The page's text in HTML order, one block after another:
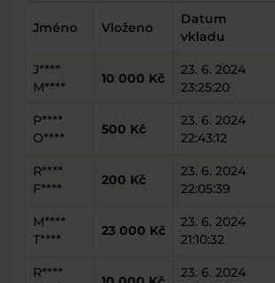
Jméno Vloženo
Datum
vkladu
J****
M****
10 000 Kč
23. 6. 2024
23:25:20
P****
O****
500 Kč
23. 6. 2024
22:43:12
R****
F****
200 Kč
23. 6. 2024
22:05:39
M****
T****
23 000 Kč
23. 6. 2024
21:10:32
R****
23. 6. 2024